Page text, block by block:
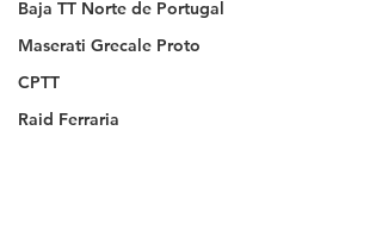
Baja TT Norte de Portugal
Maserati Grecale Proto
CPTT
Raid Ferraria